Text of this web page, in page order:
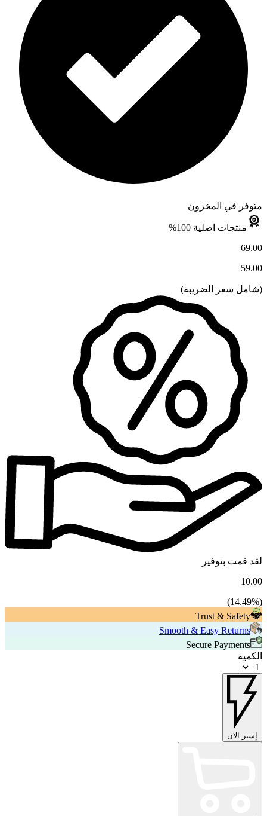
متوفر في المخزون
منتجات اصلية 100%
69.00
59.00
(شامل سعر الضريبة)
لقد قمت بتوفير
10.00
(
14.49%)
Trust & Safety
Smooth & Easy Returns
Secure Payments
الكمية
إشتر الآن